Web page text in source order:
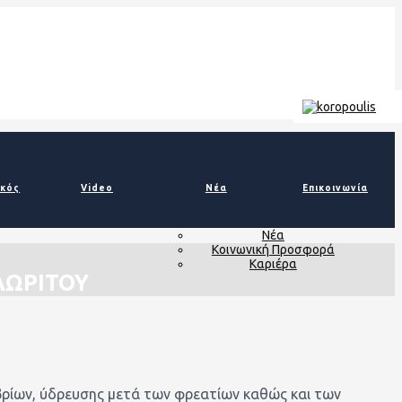
Video Νέα
Νέα
Κοινωνική Προσφορά
Καριέρα
Επικοινωνία
ύδρευσης μετά των φρεατίων καθώς και των